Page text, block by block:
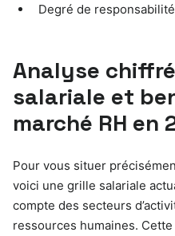
Degré de
Analyse
salariale et
marché RH en
Pour vous situer
voici une grille salariale
compte des secteurs
ressources humaines.